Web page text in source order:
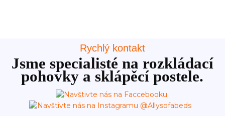
Rychlý kontakt
Jsme specialisté na rozkládací
pohovky a sklápěcí postele.